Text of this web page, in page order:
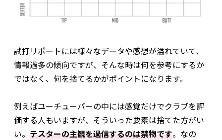
試打リポートには様々なデータや感想が溢れていて、
情報過多の傾向ですが、そんな時は何を参考にするか
ではなく、何を捨てるかがポイントになります。
例えばユーチューバーの中には感覚だけでクラブを評
価する人もいますが、そういった要素は捨てた方がい
い。 テスターの主観を過信するのは禁物です。なの